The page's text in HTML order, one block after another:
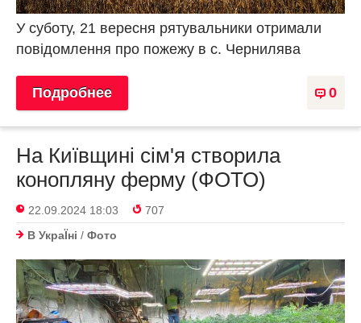
У суботу, 21 вересня рятувальники отримали
повідомлення про пожежу в с. Чернилява
0
Подробнее
На Київщині сім'я створила
конопляну ферму (ФОТО)
22.09.2024 18:03
707
В УкраЇнi / Фото